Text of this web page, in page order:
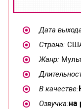
Дата
Страна:
Жанр:
В качестве:
Озвучка:на